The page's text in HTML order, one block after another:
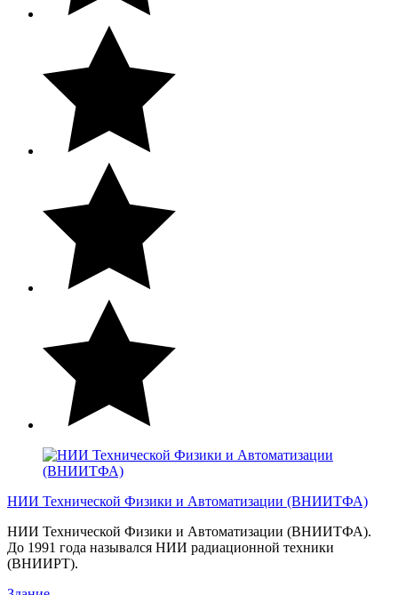
НИИ Технической Физики и Автоматизации (ВНИИТФА)
НИИ Технической Физики и Автоматизации (ВНИИТФА).
До 1991 года назывался НИИ радиационной техники
(ВНИИРТ).